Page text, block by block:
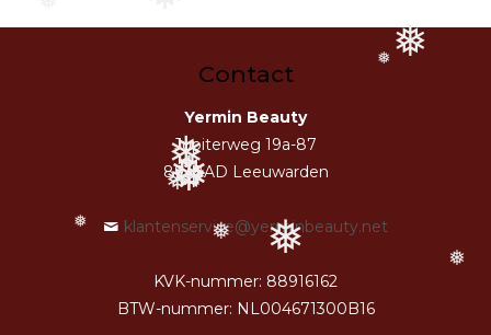
❅ ❅
❅
❅
❅
❅
❅
❅
❅
❅
Contact
Yermin Beauty
Jupiterweg 19a-87
8938AD Leeuwarden
klantenservice@yerminbeauty.net
KVK-nummer: 88916162
BTW-nummer: NL004671300B16